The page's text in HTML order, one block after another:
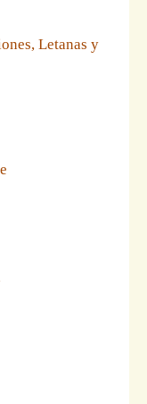
Letanas y